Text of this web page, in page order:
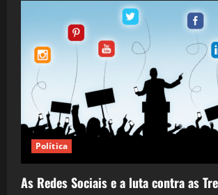
Política
As Redes Sociais e a luta contra as